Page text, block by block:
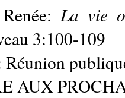
Renée:La vie
3:100-109
AUX